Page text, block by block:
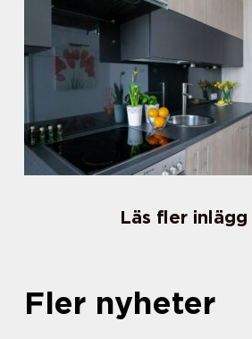
Läs fler inlägg
Fler nyheter